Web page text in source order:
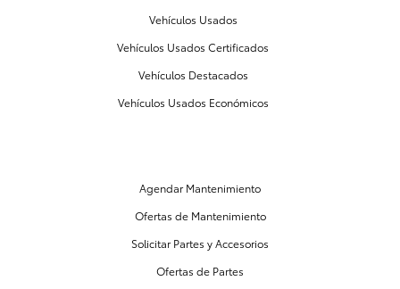
Vehículos Usados
Vehículos Usados Certificados
Vehículos Destacados
Vehículos Usados Económicos
Agendar Mantenimiento
Ofertas de Mantenimiento
Solicitar Partes y Accesorios
Ofertas de Partes